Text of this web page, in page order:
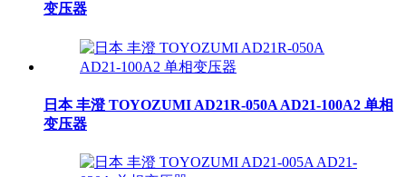
变压器
日本 丰澄 TOYOZUMI AD21R-050A AD21-100A2 单相
变压器